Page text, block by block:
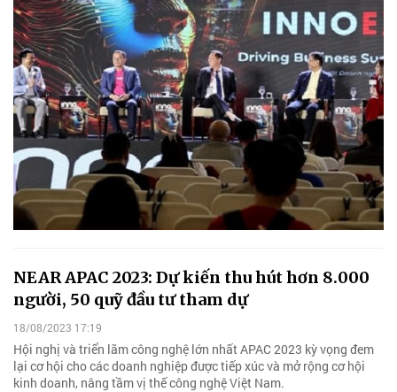
NEAR APAC 2023: Dự kiến thu hút hơn 8.000
người, 50 quỹ đầu tư tham dự
18/08/2023 17:19
Hội nghị và triển lãm công nghệ lớn nhất APAC 2023 kỳ vọng đem
lại cơ hội cho các doanh nghiệp được tiếp xúc và mở rộng cơ hội
kinh doanh, nâng tầm vị thế công nghệ Việt Nam.